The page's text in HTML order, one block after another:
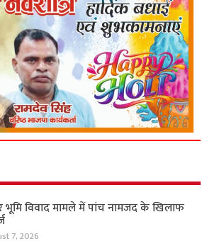
विवाद मामले में पांच नामजद के खिलाफ
7, 2026